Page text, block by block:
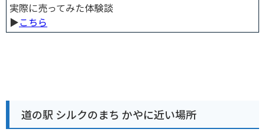
実際に売ってみた体験談
▶︎こちら
道の駅 シルクのまち かやに近い場所